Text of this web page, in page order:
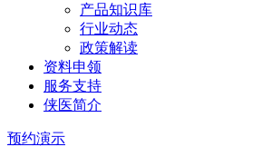
产品知识库
行业动态
政策解读
资料申领
服务支持
侠医简介
预约演示